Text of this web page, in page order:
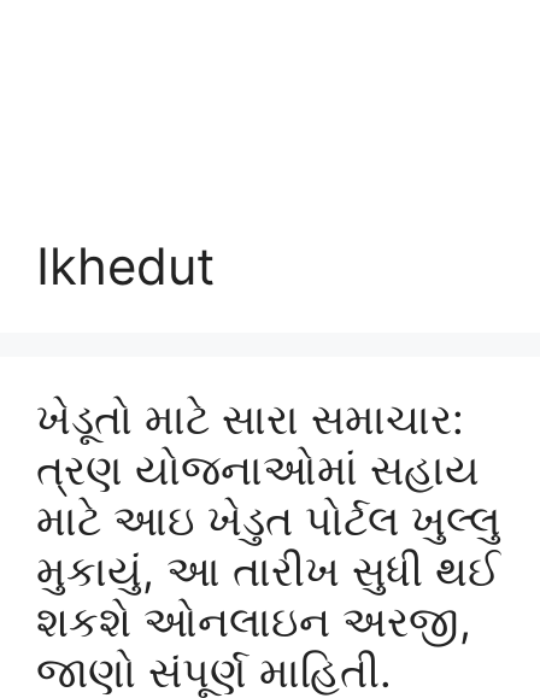
Ikhedut
ખેડૂતો માટે સારા સમાચાર:
ત્રણ યોજનાઓમાં સહાય
માટે આઇ ખેડુત પોર્ટલ ખુલ્લુ
મુકાયું, આ તારીખ સુધી થઈ
શકશે ઓનલાઇન અરજી,
જાણો સંપૂર્ણ માહિતી.